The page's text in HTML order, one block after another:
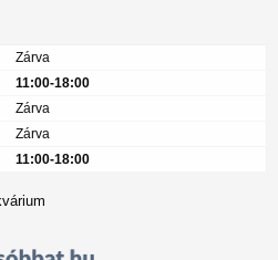
Zárva
11:00-18:00
Zárva
Zárva
11:00-18:00